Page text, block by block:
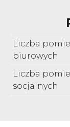
Liczba
biurowych
Liczba
socjalnych